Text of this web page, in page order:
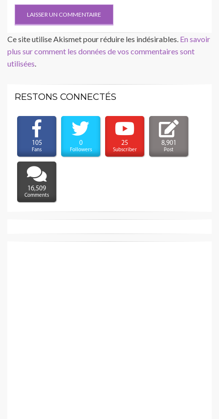
Ce site utilise Akismet pour réduire les indésirables. En savoir
plus sur comment les données de vos commentaires sont
utilisées.
RESTONS CONNECTÉS
105
Fans
0
Followers
25
Subscriber
8,901
Post
16,509
Comments